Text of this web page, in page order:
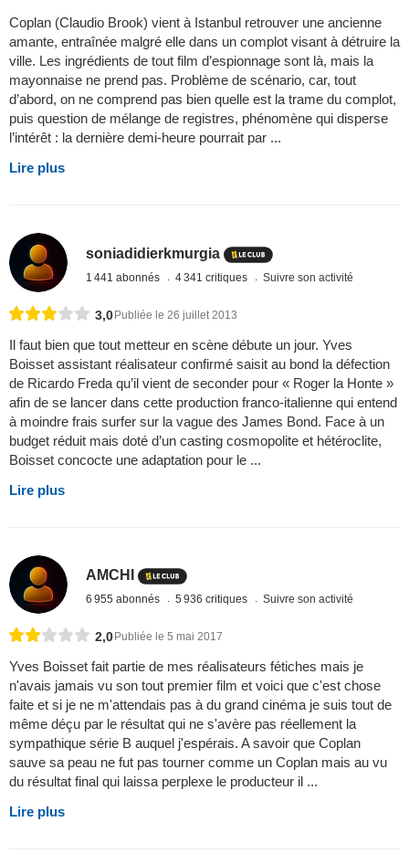
Coplan (Claudio Brook) vient à Istanbul retrouver une ancienne
amante, entraînée malgré elle dans un complot visant à détruire la
ville. Les ingrédients de tout film d’espionnage sont là, mais la
mayonnaise ne prend pas. Problème de scénario, car, tout
d’abord, on ne comprend pas bien quelle est la trame du complot,
puis question de mélange de registres, phénomène qui disperse
l’intérêt : la dernière demi-heure pourrait par ...
Lire plus
soniadidierkmurgia
1 441 abonnés 4 341 critiques Suivre son activité
3,0Publiée le 26 juillet 2013
Il faut bien que tout metteur en scène débute un jour. Yves
Boisset assistant réalisateur confirmé saisit au bond la défection
de Ricardo Freda qu’il vient de seconder pour « Roger la Honte »
afin de se lancer dans cette production franco-italienne qui entend
à moindre frais surfer sur la vague des James Bond. Face à un
budget réduit mais doté d’un casting cosmopolite et hétéroclite,
Boisset concocte une adaptation pour le ...
Lire plus
AMCHI
6 955 abonnés 5 936 critiques Suivre son activité
2,0Publiée le 5 mai 2017
Yves Boisset fait partie de mes réalisateurs fétiches mais je
n'avais jamais vu son tout premier film et voici que c'est chose
faite et si je ne m'attendais pas à du grand cinéma je suis tout de
même déçu par le résultat qui ne s'avère pas réellement la
sympathique série B auquel j'espérais. A savoir que Coplan
sauve sa peau ne fut pas tourner comme un Coplan mais au vu
du résultat final qui laissa perplexe le producteur il ...
Lire plus